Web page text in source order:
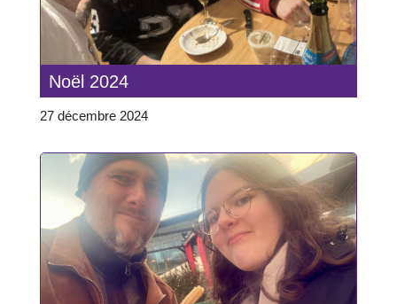
Noël 2024
27 décembre 2024